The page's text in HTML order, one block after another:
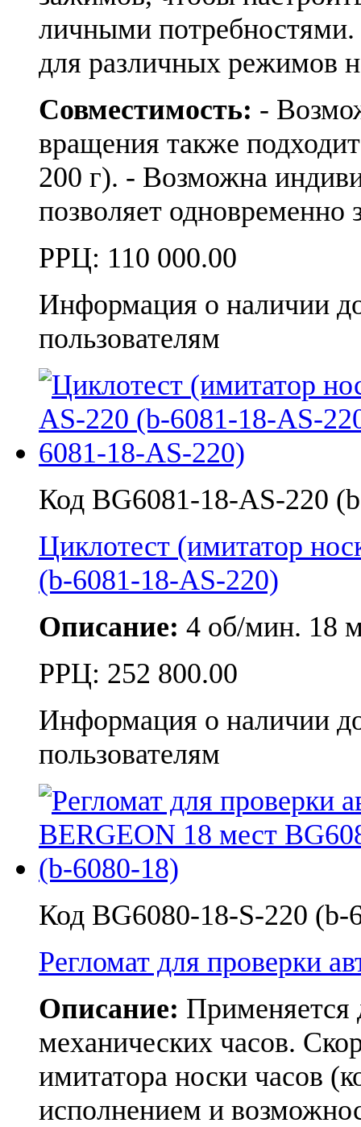
личными
для различных режимов
Совместимость: -
вращения также
200 г). - Возможна
позволяет
РРЦ: 110 000.00
Информация о наличии
пользователям
Код BG6081-18-AS-220
Циклотест (имитатор
(b-6081-18-AS-220)
Описание: 4 об/мин. 18
РРЦ: 252 800.00
Информация о наличии
пользователям
Код BG6080-18-S-220 (b-
Регломат для проверки
Описание: Применяется
механических часов.
имитатора носки часов
исполнением и